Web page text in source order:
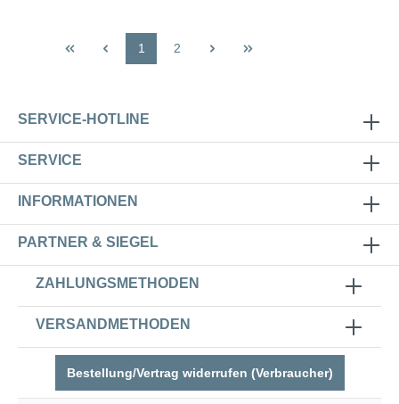
1 2
SERVICE-HOTLINE
SERVICE
INFORMATIONEN
PARTNER & SIEGEL
ZAHLUNGSMETHODEN
VERSANDMETHODEN
Bestellung/Vertrag widerrufen (Verbraucher)